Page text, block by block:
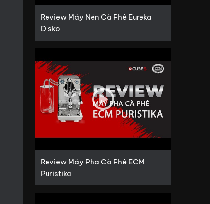
Review Máy Nén Cà Phê Eureka
Disko
Review Máy Pha Cà Phê ECM
Puristika